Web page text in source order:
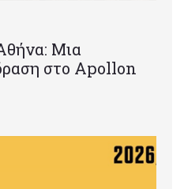
Μια
στο Apollon